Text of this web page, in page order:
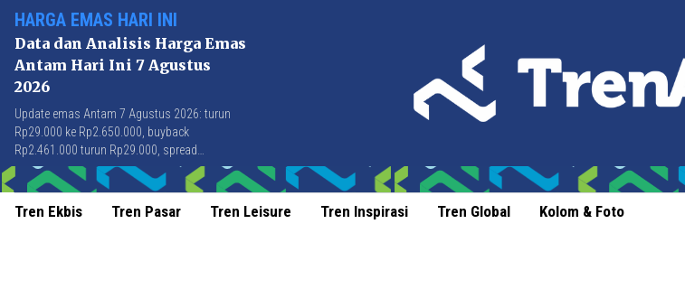
HARGA EMAS HARI INI
Data dan Analisis Harga Emas
Antam Hari Ini 7 Agustus
2026
Update emas Antam 7 Agustus 2026: turun
Rp29.000 ke Rp2.650.000, buyback
Rp2.461.000 turun Rp29.000, spread
Rp189.000 stabil di level terbaik sejak April
2026.
Tren Ekbis Tren Pasar Tren Leisure Tren Inspirasi Tren Global Kolom & Foto